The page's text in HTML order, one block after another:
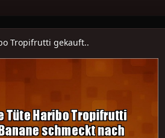
Tropifrutti gekauft..